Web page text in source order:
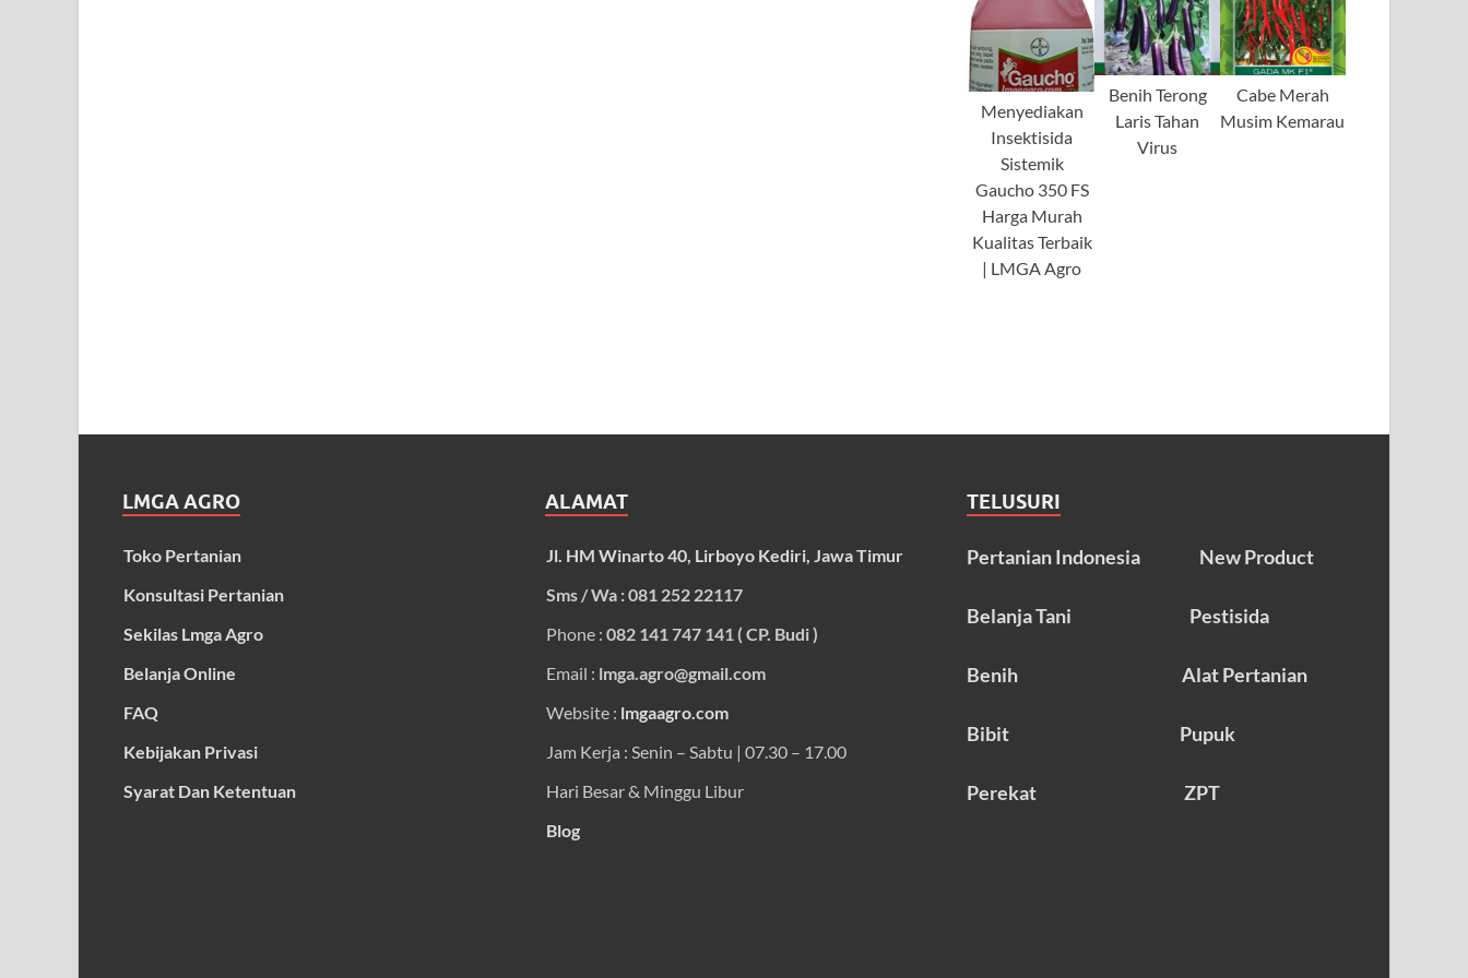
Menyediakan
Insektisida
Sistemik
Gaucho 350 FS
Harga Murah
Kualitas Terbaik
| LMGA Agro
Benih Terong
Laris Tahan
Virus
Cabe Merah
Musim Kemarau
LMGA AGRO
Toko Pertanian
Konsultasi Pertanian
Sekilas Lmga Agro
Belanja Online
FAQ
Kebijakan Privasi
Syarat Dan Ketentuan
ALAMAT
Jl. HM Winarto 40, Lirboyo Kediri, Jawa Timur
Sms / Wa : 081 252 22117
Phone : 082 141 747 141 ( CP. Budi )
Email : lmga.agro@gmail.com
Website : lmgaagro.com
Jam Kerja : Senin – Sabtu | 07.30 – 17.00
Hari Besar & Minggu Libur
Blog
TELUSURI
Pertanian Indonesia New Product
Belanja Tani Pestisida
Benih Alat Pertanian
Bibit Pupuk
Perekat ZPT